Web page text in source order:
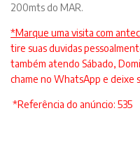
200mts do MAR.
*Marque uma visita com
tire suas duvidas
também atendo Sábado,
chame no WhatsApp e deixe
*Referência do anúncio: 535